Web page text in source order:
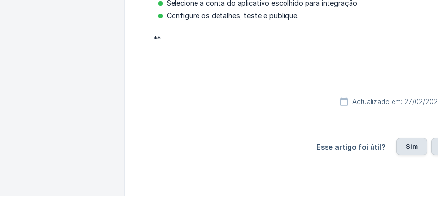
Selecione a conta do aplicativo escolhido para integração
Configure os detalhes, teste e publique.
**
Actualizado em: 27/02/
Esse artigo foi útil? Sim